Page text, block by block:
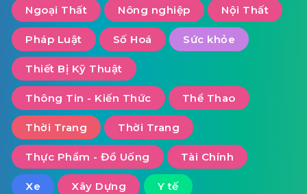
Ngoại Thất Nông nghiệp Nội Thất
Pháp Luật Số Hoá Sức khỏe
Thiết Bị Kỹ Thuật
Thông Tin - Kiến Thức Thể Thao
Thời Trang Thời Trang
Thực Phẩm - Đồ Uống Tài Chính
Xe Xây Dựng Y tế